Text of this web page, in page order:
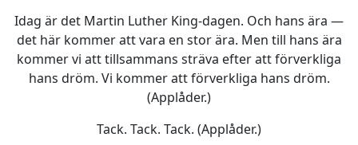
Idag är det Martin Luther King-dagen. Och hans ära —
det här kommer att vara en stor ära. Men till hans ära
kommer vi att tillsammans sträva efter att förverkliga
hans dröm. Vi kommer att förverkliga hans dröm.
(Applåder.)
Tack. Tack. Tack. (Applåder.)